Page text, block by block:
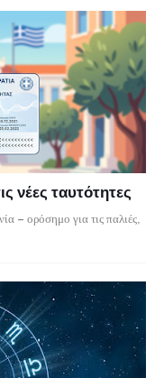
νέες ταυτότητες
– ορόσημο για τις παλιές,